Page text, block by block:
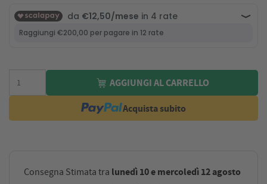
AGGIUNGI AL CARRELLO
Acquista subito
Consegna Stimata tra lunedì 10 e mercoledì 12 agosto